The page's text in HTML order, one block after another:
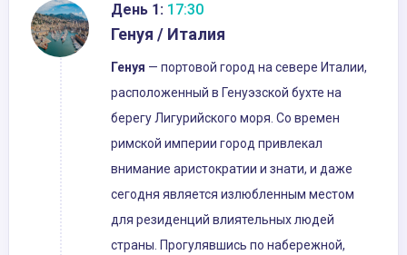
День 1: 17:30
Генуя / Италия
Генуя — портовой город на севере Италии,
расположенный в Генуэзской бухте на
берегу Лигурийского моря. Со времен
римской империи город привлекал
внимание аристократии и знати, и даже
сегодня является излюбленным местом
для резиденций влиятельных людей
страны. Прогулявшись по набережной,